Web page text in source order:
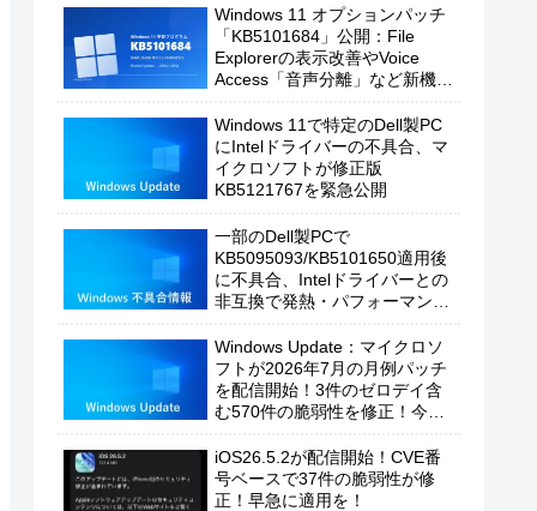
Windows 11 オプションパッチ
「KB5101684」公開：File
Explorerの表示改善やVoice
Access「音声分離」など新機能
Windows 11で特定のDell製PC
にIntelドライバーの不具合、マ
イクロソフトが修正版
KB5121767を緊急公開
一部のDell製PCで
KB5095093/KB5101650適用後
に不具合、Intelドライバーとの
非互換で発熱・パフォーマンス
Windows Update：マイクロソ
フトが2026年7月の月例パッチ
を配信開始！3件のゼロデイ含
む570件の脆弱性を修正！今す
iOS26.5.2が配信開始！CVE番
号ベースで37件の脆弱性が修
正！早急に適用を！